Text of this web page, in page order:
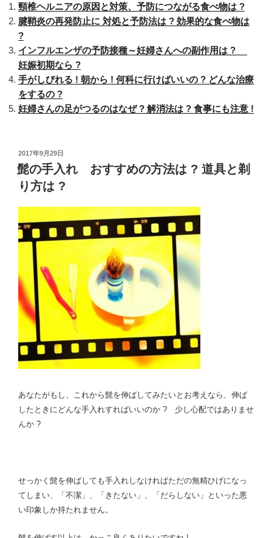
原
因
が
腱
鞘
炎
な
の
治
療
対
?”
の
頸椎ヘルニアの原因と対策、予防につながる食べ物は ?
腱鞘炎の再発防止に 対処と予防法は ? 効果的な食べ物は
?
インフルエンザの予防接種～妊婦さんへの副作用は ?
妊娠初期なら ?
手がしびれる ! 朝から ! 何科に行けばいいの ? どんな治療
をするの ?
妊婦さんの足がつるのはなぜ ? 解消法は ? 食事にも注意 !
投
稿
日:
2017年9月29日
髭の手入れ おすすめの方法は ? 道具と剃
り方は ?
あなたがもし、これから髭を伸ばしてみたいとお考えなら、伸ば
したときにどんな手入れすればいいのか ? 少し心配ではありませ
んか ?
せっかく髭を伸ばしても手入れしなければただの無精ひげになっ
てしまい、「不潔」、「きたない」、「だらしない」といった悪
い印象しか持たれません。